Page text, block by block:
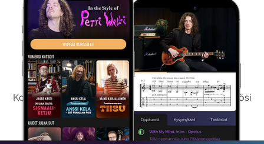
Kokeile Ilmaiseksi
Kokeilemalla ilmaiseksi saat koko sisältömme käyttöösi
viikon ajaksi.